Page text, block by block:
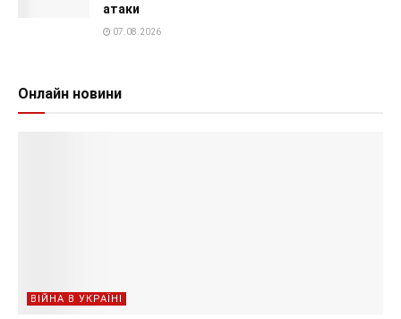
атаки
07.08.2026
Онлайн новини
ВІЙНА В УКРАЇНІ